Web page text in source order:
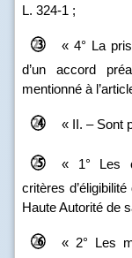
L. 324‑1 ;
« 4° La
d’un accord
mentionné à
« II. – Sont
« 1° Les
critères
Haute Autorité de
« 2° Les